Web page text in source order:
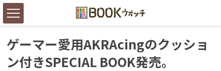
ゲーマー愛用AKRAcingのクッショ
ン付きSPECIAL BOOK発売。